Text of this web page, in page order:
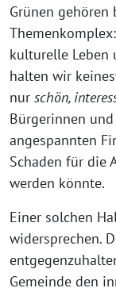
Grünen gehören
kulturelle Leben
halten wir
nur schön,
Bürgerinnen
angespannten
Schaden für die
werden könnte.
Einer solchen
widersprechen.
Gemeinde den